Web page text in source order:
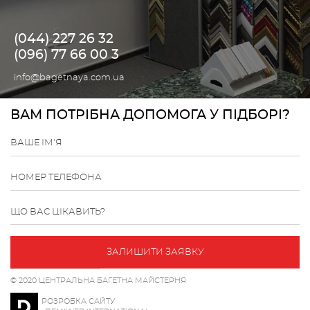
(044) 227 26 32
(096) 77 66 00 3
info@bagetnaya.com.ua
ВАМ ПОТРІБНА ДОПОМОГА У ПІДБОРІ?
ВАШЕ ІМ'Я
НОМЕР ТЕЛЕФОНА
ЩО ВАС ЦІКАВИТЬ?
ЗАЛИШИТИ ЗАЯВКУ
© 2020 ЦЕНТРАЛЬНА БАГЕТНА МАЙСТЕРНЯ
РОЗРОБКА САЙТУ